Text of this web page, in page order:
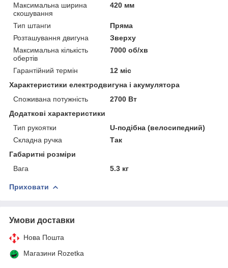
Максимальна ширина
скошування
420 мм
Тип штанги
Пряма
Розташування двигуна
Зверху
Максимальна кількість
обертів
7000 об/хв
Гарантійний термін
12 міс
Характеристики електродвигуна і акумулятора
Споживана потужність
2700 Вт
Додаткові характеристики
Тип рукоятки
U-подібна (велосипедний)
Складна ручка
Так
Габаритні розміри
Вага
5.3 кг
Приховати
Умови доставки
Нова Пошта
Магазини Rozetka